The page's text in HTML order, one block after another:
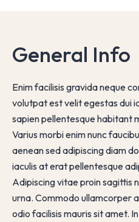
General Info
Enim facilisis gravida neque
volutpat est velit egestas dui
sapien pellentesque habitant
Varius morbi enim nunc
aenean sed adipiscing diam
iaculis at erat pellentesque
Adipiscing vitae proin sagittis
urna. Commodo ullamcorper
odio facilisis mauris sit amet.